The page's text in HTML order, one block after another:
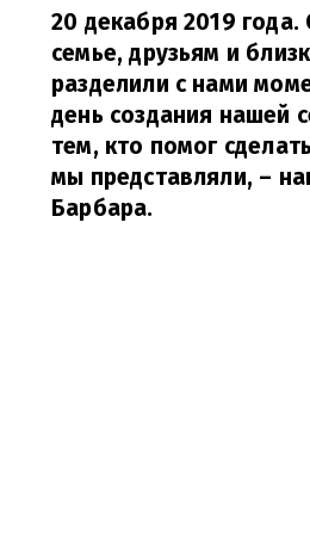
20 декабря 2019
семье, друзьям и
разделили с нами
день создания нашей
тем, кто помог
мы представляли, –
Барбара.